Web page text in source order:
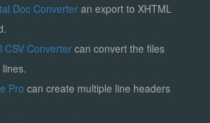
Doc Converter an export to XHTML
CSV Convertercan convert the files
Pro can create multiple line headers